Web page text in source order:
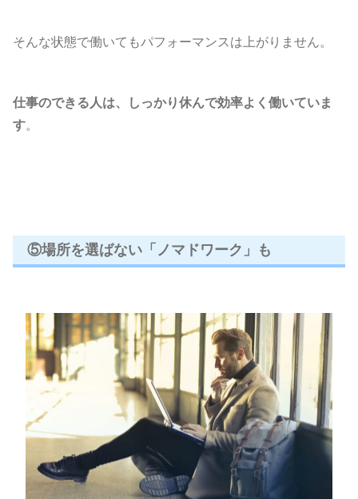
そんな状態で働いてもパフォーマンスは上がりません。
仕事のできる人は、しっかり休んで効率よく働いていま
す。
⑤場所を選ばない「ノマドワーク」も